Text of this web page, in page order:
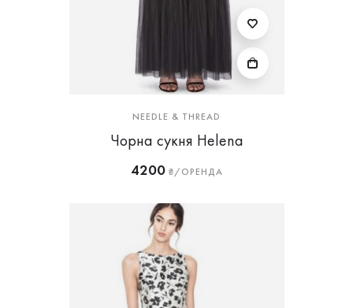
NEEDLE & THREAD
Чорна сукня Helena
4200₴/ОРЕНДА